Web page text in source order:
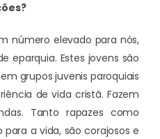
número elevado para nós,
eparquia. Estes jovens são
grupos juvenis paroquiais
de vida cristã. Fazem
Tanto rapazes como
a vida, são corajosos e